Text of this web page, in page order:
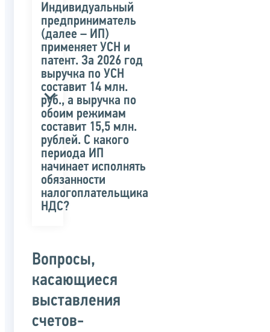
Индивидуальный
предприниматель
(далее – ИП)
применяет УСН и
патент. За 2026 год
выручка по УСН
составит 14 млн.
руб., а выручка по
обоим режимам
составит 15,5 млн.
рублей. С какого
периода ИП
начинает исполнять
обязанности
налогоплательщика
НДС?
Вопросы,
касающиеся
выставления
счетов-